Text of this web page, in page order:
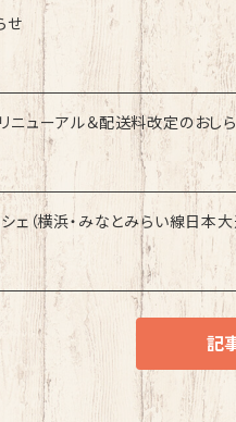
せ
ニューアル＆配送料改定のおし
ェ（横浜・みなとみらい線日本
記